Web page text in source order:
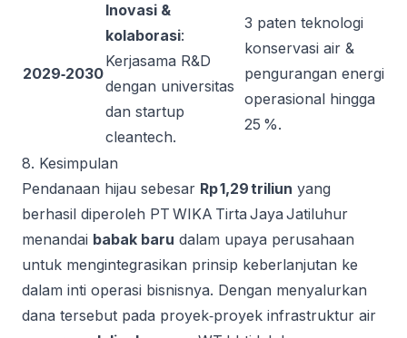
2029‑2030
Inovasi &
kolaborasi:
Kerjasama R&D
dengan universitas
dan startup
cleantech.
3 paten teknologi
konservasi air &
pengurangan energi
operasional hingga
25 %.
8. Kesimpulan
Pendanaan hijau sebesar Rp 1,29 triliun yang
berhasil diperoleh PT WIKA Tirta Jaya Jatiluhur
menandai babak baru dalam upaya perusahaan
untuk mengintegrasikan prinsip keberlanjutan ke
dalam inti operasi bisnisnya. Dengan menyalurkan
dana tersebut pada proyek‑proyek infrastruktur air